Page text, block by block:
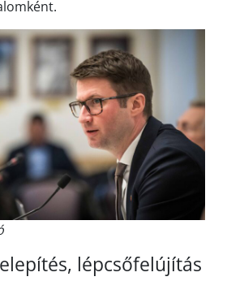
lépcsőfelújítás